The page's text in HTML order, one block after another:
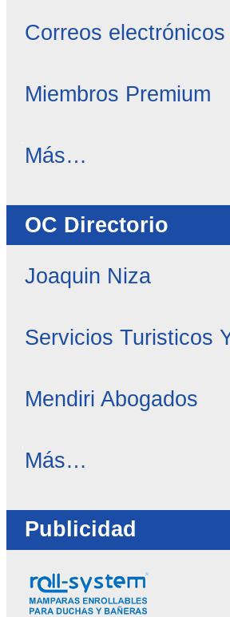
Correos electrónicos
Miembros Premium
OC
Más…
OC Directorio
Joaquin Niza
Servicios Turisticos
Mendiri Abogados
OC
Más…
Publicidad